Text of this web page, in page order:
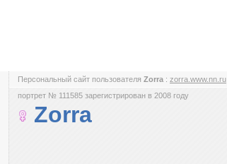
Персональный сайт пользователя Zorra : zorra.www.nn.ru
портрет № 111585 зарегистрирован в 2008 году
Zorra